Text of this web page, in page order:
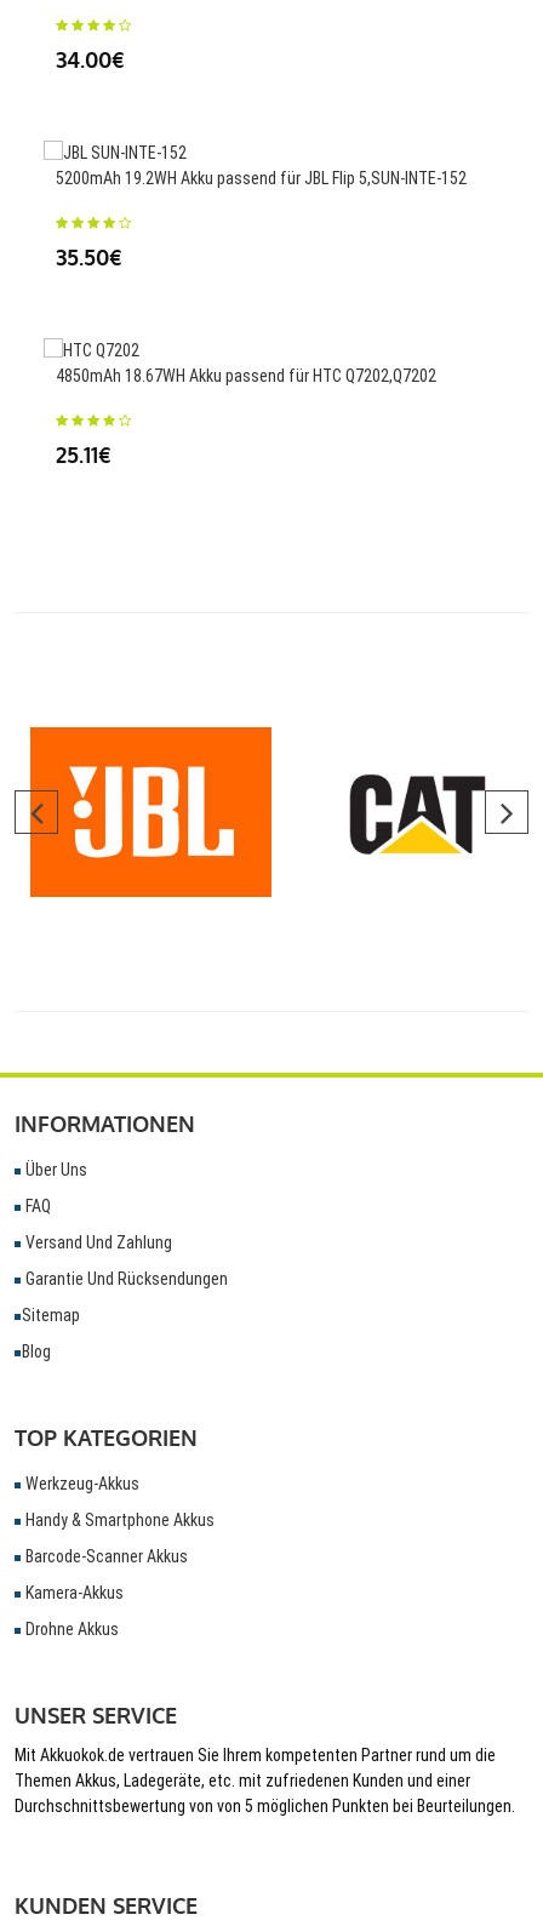
34.00€
5200mAh 19.2WH Akku passend für JBL Flip 5,SUN-INTE-152
35.50€
4850mAh 18.67WH Akku passend für HTC Q7202,Q7202
25.11€
INFORMATIONEN
Über Uns
FAQ
Versand Und Zahlung
Garantie Und Rücksendungen
Sitemap
Blog
TOP KATEGORIEN
Werkzeug-Akkus
Handy & Smartphone Akkus
Barcode-Scanner Akkus
Kamera-Akkus
Drohne Akkus
UNSER SERVICE
Mit Akkuokok.de vertrauen Sie Ihrem kompetenten Partner rund um die
Themen Akkus, Ladegeräte, etc. mit zufriedenen Kunden und einer
Durchschnittsbewertung von von 5 möglichen Punkten bei Beurteilungen.
KUNDEN SERVICE